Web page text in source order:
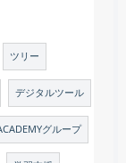
ツリー
デジタルツール
グループ